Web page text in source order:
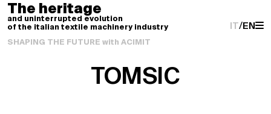
The heritage
and uninterrupted evolution
of the italian textile machinery industry
SHAPING THE FUTURE with ACIMIT
IT/ EN
TOMSIC